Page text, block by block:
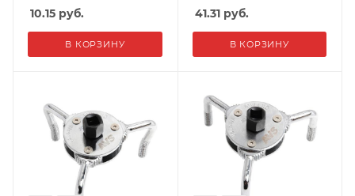
10.15 руб.
В КОРЗИНУ
41.31руб.
В КОРЗИНУ